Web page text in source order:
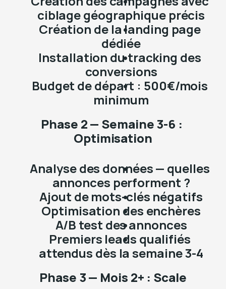
ciblage géographique précis
Création de la landing page
dédiée
Installation du tracking des
conversions
Budget de départ : 500€/mois
minimum
Phase 2 — Semaine 3-6 :
Optimisation
Analyse des données — quelles
annonces performent ?
Ajout de mots-clés négatifs
Optimisation des enchères
A/B test des annonces
Premiers leads qualifiés
attendus dès la semaine 3-4
Phase 3 — Mois 2+ : Scale